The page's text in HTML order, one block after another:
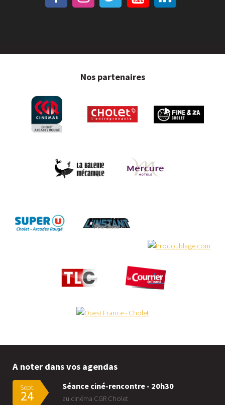
Nos partenaires
A noter dans vos agendas
Sept.
24
Séance ciné-rencontre - 20h30
au cinéma CGR Cholet